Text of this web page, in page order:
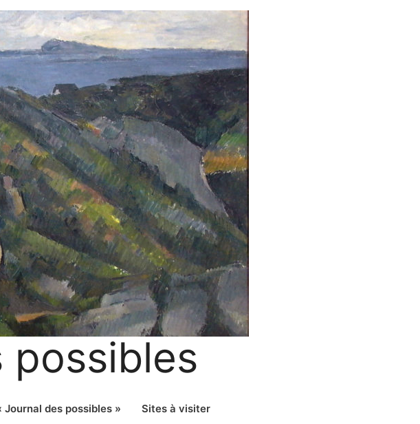
possibles
Journal des possibles » Sites à visiter